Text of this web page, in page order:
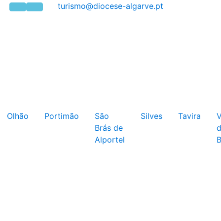
Olhão Portimão
São
Brás de
Alportel
Silves Tavira